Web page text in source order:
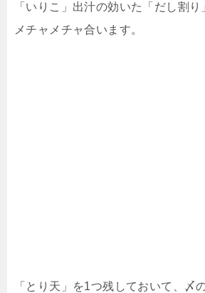
「いりこ」出汁の効いた「だし割
メチャメチャ合います。
「とり天」を1つ残しておいて、〆